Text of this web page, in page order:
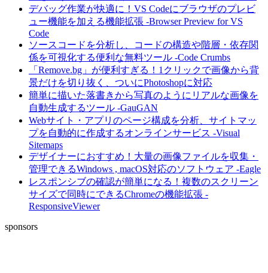
デバッグ作業が快適に！VS Codeにブラウザのプレビ
ュー機能を加える機能拡張 -Browser Preview for VS
Code
ソースコードを分析し、コードの構造や階層・依存関
係を可視化する便利な無料ツール -Code Crumbs
「Remove.bg」が便利すぎる！1クリックで画像から背
景だけを切り抜く、ついにPhotoshopに対応
簡単に描いた落書きから写真のようにリアルな画像を
自動生成するツール -GauGAN
Webサイト・アプリのページ構成を分析、サイトマッ
プを自動的に作成するオンラインサービス -Visual
Sitemaps
デザイナーにおすすめ！大量の画像ファイルを収集・
管理できるWindows , macOS対応のソフトウェア -Eagle
レスポンシブの確認が簡単になる！複数のスクリーン
サイズで同時にできるChromeの機能拡張 -
ResponsiveViewer
sponsors